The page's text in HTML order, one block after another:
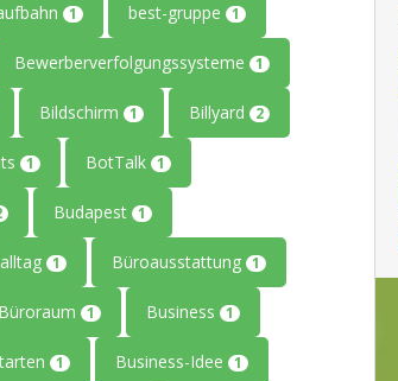
1 best-gruppe 1
Bewerberverfolgungssysteme 1
Bildschirm 1 Billyard 2
1 BotTalk 1
Budapest 1
1 Büroausstattung 1
Büroraum 1 Business 1
1 Business-Idee 1